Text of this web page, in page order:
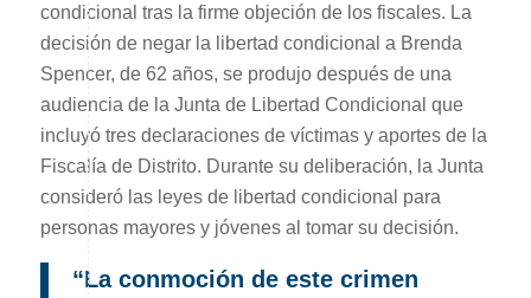
condicional tras la firme objeción de los fiscales. La
decisión de negar la libertad condicional a Brenda
Spencer, de 62 años, se produjo después de una
audiencia de la Junta de Libertad Condicional que
incluyó tres declaraciones de víctimas y aportes de la
Fiscalía de Distrito. Durante su deliberación, la Junta
consideró las leyes de libertad condicional para
personas mayores y jóvenes al tomar su decisión.
“La conmoción de este crimen